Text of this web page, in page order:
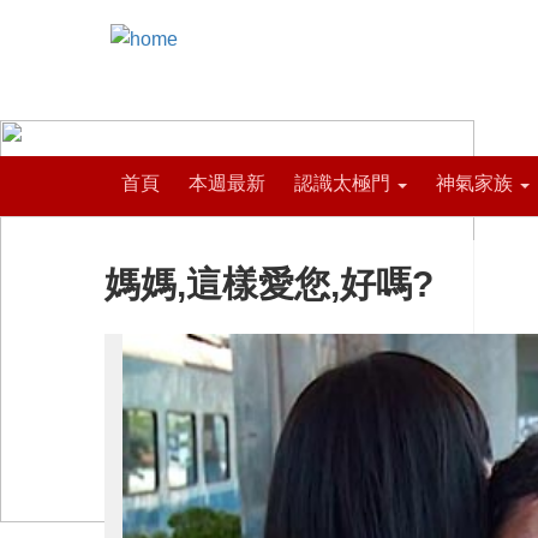
首頁 本週最新 認識太極門 神氣家族
媽媽,這樣愛您,好嗎?